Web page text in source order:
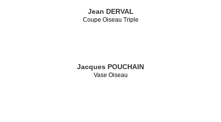
Jean DERVAL
Coupe Oiseau Triple
Jacques POUCHAIN
Vase Oiseau